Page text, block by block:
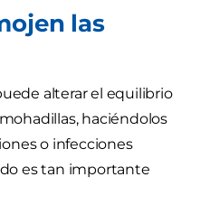
las
alterar el equilibrio
haciéndolos
o infecciones
es tan importante